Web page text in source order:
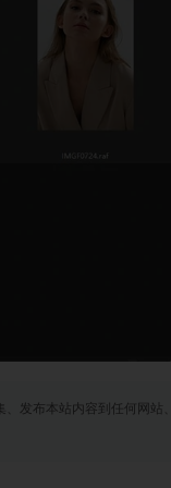
、发布本站内容到任何网站